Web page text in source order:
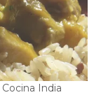
India